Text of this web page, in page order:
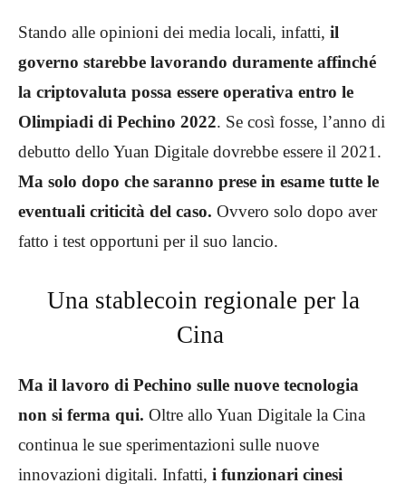
Stando alle opinioni dei media locali, infatti, il
governo starebbe lavorando duramente affinché
la criptovaluta possa essere operativa entro le
Olimpiadi di Pechino 2022. Se così fosse, l’anno di
debutto dello Yuan Digitale dovrebbe essere il 2021.
Ma solo dopo che saranno prese in esame tutte le
eventuali criticità del caso. Ovvero solo dopo aver
fatto i test opportuni per il suo lancio.
Una stablecoin regionale per la
Cina
Ma il lavoro di Pechino sulle nuove tecnologia
non si ferma qui. Oltre allo Yuan Digitale la Cina
continua le sue sperimentazioni sulle nuove
innovazioni digitali. Infatti, i funzionari cinesi